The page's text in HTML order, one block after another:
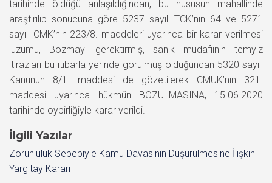
tarihinde öldüğü anlaşıldığından, bu hususun mahallinde
araştırılıp sonucuna göre 5237 sayılı TCK’nın 64 ve 5271
sayılı CMK’nın 223/8. maddeleri uyarınca bir karar verilmesi
lüzumu, Bozmayı gerektirmiş, sanık müdafiinin temyiz
itirazları bu itibarla yerinde görülmüş olduğundan 5320 sayılı
Kanunun 8/1. maddesi de gözetilerek CMUK’nın 321.
maddesi uyarınca hükmün BOZULMASINA, 15.06.2020
tarihinde oybirliğiyle karar verildi.
İlgili Yazılar
Zorunluluk Sebebiyle Kamu Davasının Düşürülmesine İlişkin
Yargıtay Kararı